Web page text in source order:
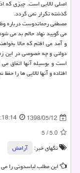
اصلی لالایی است. چیزی كه
گذشته تكرار نمی گردد.
مصطفی رحماندوست درباره
می گویید نهاد حالم بد می
و آمد می افتم كه حالا
دولتی و چه خصوصی در این
است و بوسیله آنها اتفاق
افتاده و آنها لالایی ها را حفظ
1398/05/12
5.0
/
5
تگهای خبر:
آرامش
این مطلب لباسدونی را